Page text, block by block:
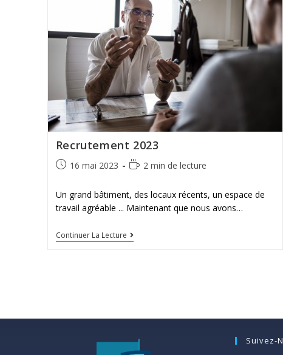
Recrutement 2023
16 mai 2023 2 min de lecture
Un grand bâtiment, des locaux récents, un espace de
travail agréable ... Maintenant que nous avons…
Continuer La Lecture
Suivez-